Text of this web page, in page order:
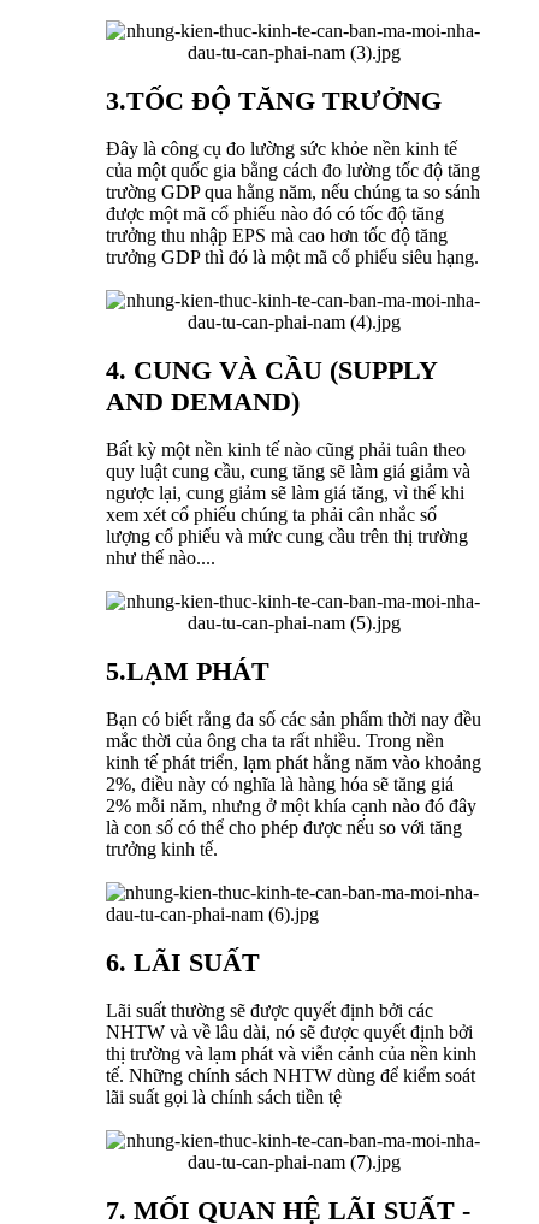
3.TỐC ĐỘ TĂNG TRƯỞNG
Đây là công cụ đo lường sức khỏe nền kinh tế
của một quốc gia bằng cách đo lường tốc độ tăng
trường GDP qua hằng năm, nếu chúng ta so sánh
được một mã cổ phiếu nào đó có tốc độ tăng
trưởng thu nhập EPS mà cao hơn tốc độ tăng
trưởng GDP thì đó là một mã cổ phiếu siêu hạng.
4. CUNG VÀ CẦU (SUPPLY
AND DEMAND)
Bất kỳ một nền kinh tế nào cũng phải tuân theo
quy luật cung cầu, cung tăng sẽ làm giá giảm và
ngược lại, cung giảm sẽ làm giá tăng, vì thế khi
xem xét cổ phiếu chúng ta phải cân nhắc số
lượng cổ phiếu và mức cung cầu trên thị trường
như thế nào....
5.LẠM PHÁT
Bạn có biết rằng đa số các sản phẩm thời nay đều
mắc thời của ông cha ta rất nhiều. Trong nền
kinh tế phát triển, lạm phát hằng năm vào khoảng
2%, điều này có nghĩa là hàng hóa sẽ tăng giá
2% mỗi năm, nhưng ở một khía cạnh nào đó đây
là con số có thể cho phép được nếu so với tăng
trưởng kinh tế.
6. LÃI SUẤT
Lãi suất thường sẽ được quyết định bởi các
NHTW và về lâu dài, nó sẽ được quyết định bởi
thị trường và lạm phát và viễn cảnh của nền kinh
tế. Những chính sách NHTW dùng để kiểm soát
lãi suất gọi là chính sách tiền tệ
7. MỐI QUAN HỆ LÃI SUẤT -